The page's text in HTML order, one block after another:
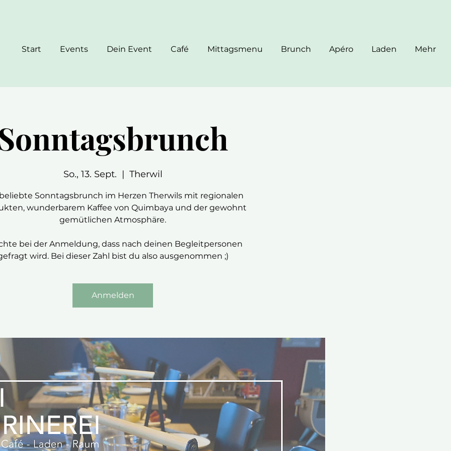
Start Events Dein Event Café Mittagsmenu Brunch Apéro Laden Mehr
So., 13. Sept.
  |
Therwil
Sonntagsbrunch im Herzen Therwils mit regionalen
wunderbarem Kaffee von Quimbaya und der gewohnt
gemütlichen Atmosphäre.
bei der Anmeldung, dass nach deinen Begleitpersonen
wird. Bei dieser Zahl bist du also ausgenommen ;)
Anmelden